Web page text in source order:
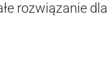
rozwiązanie